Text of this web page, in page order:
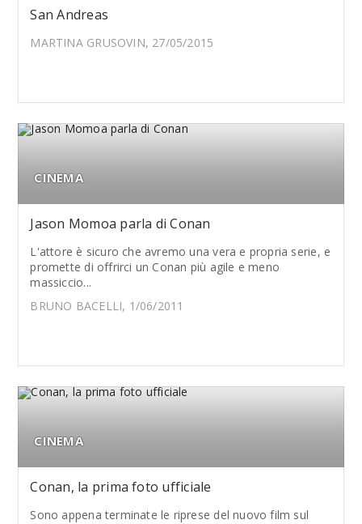
San Andreas
MARTINA GRUSOVIN, 27/05/2015
CINEMA
Jason Momoa parla di Conan
L'attore è sicuro che avremo una vera e propria serie, e
promette di offrirci un Conan più agile e meno
massiccio...
BRUNO BACELLI, 1/06/2011
CINEMA
Conan, la prima foto ufficiale
Sono appena terminate le riprese del nuovo film sul